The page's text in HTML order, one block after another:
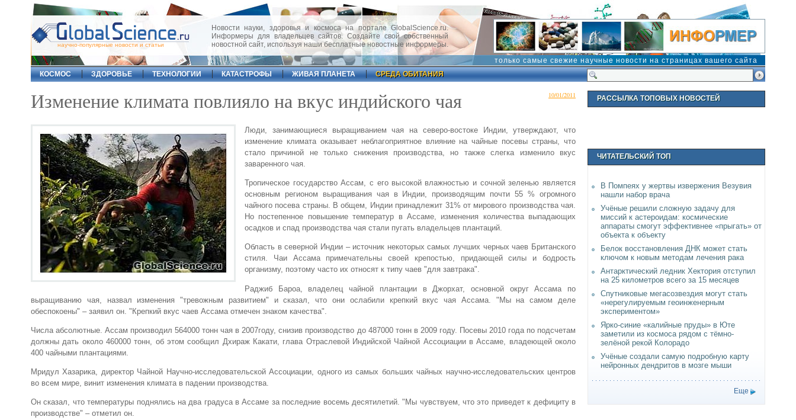
научно-популярные новости и статьи
Новости науки, здоровья и космоса на портале GlobalScience.ru.
Информеры для владельцев сайтов. Создайте свой собственный
новостной сайт, используя наши бесплатные новостные информеры.
только самые свежие научные новости на страницах вашего сайта
КОСМОС
ЗДОРОВЬЕ ТЕХНОЛОГИИ КАТАСТРОФЫ ЖИВАЯ ПЛАНЕТА СРЕДА ОБИТАНИЯ
10/01/2011
Изменение климата повлияло на вкус индийского чая
Люди, занимающиеся выращиванием чая на северо-востоке Индии, утверждают, что
изменение климата оказывает неблагоприятное влияние на чайные посевы страны, что
стало причиной не только снижения производства, но также слегка изменило вкус
заваренного чая.
Тропическое государство Ассам, с его высокой влажностью и сочной зеленью является
основным регионом выращивания чая в Индии, производящим почти 55 % огромного
чайного посева страны. В общем, Индии принадлежит 31% от мирового производства чая.
Но постепенное повышение температур в Ассаме, изменения количества выпадающих
осадков и спад производства чая стали пугать владельцев плантаций.
Область в северной Индии – источник некоторых самых лучших черных чаев Британского
стиля. Чаи Ассама примечательны своей крепостью, придающей силы и бодрость
организму, поэтому часто их относят к типу чаев "для завтрака".
Раджиб Бароа, владелец чайной плантации в Джорхат, основной округ Ассама по
выращиванию чая, назвал изменения "тревожным развитием" и сказал, что они ослабили крепкий вкус чая Ассама. "Мы на самом деле
обеспокоены" – заявил он. "Крепкий вкус чаев Ассама отмечен знаком качества".
Числа абсолютные. Ассам производил 564000 тонн чая в 2007году, снизив производство до 487000 тонн в 2009 году. Посевы 2010 года по подсчетам
должны дать около 460000 тонн, об этом сообщил Дхираж Какати, глава Отраслевой Индийской Чайной Ассоциации в Ассаме, владеющей около
400 чайными плантациями.
Мридул Хазарика, директор Чайной Научно-исследовательской Ассоциации, одного из самых больших чайных научно-исследовательских центров
во всем мире, винит изменения климата в падении производства.
Он сказал, что температуры поднялись на два градуса в Ассаме за последние восемь десятилетий. "Мы чувствуем, что это приведет к дефициту в
производстве" – отметил он.
РАССЫЛКА ТОПОВЫХ НОВОСТЕЙ
ЧИТАТЕЛЬСКИЙ ТОП
В Помпеях у жертвы извержения Везувия
нашли набор врача
Учёные решили сложную задачу для
миссий к астероидам: космические
аппараты смогут эффективнее «прыгать» от
объекта к объекту
Белок восстановления ДНК может стать
ключом к новым методам лечения рака
Антарктический ледник Хектория отступил
на 25 километров всего за 15 месяцев
Спутниковые мегасозвездия могут стать
«нерегулируемым геоинженерным
экспериментом»
Ярко-синие «калийные пруды» в Юте
заметили из космоса рядом с тёмно-
зелёной рекой Колорадо
Учёные создали самую подробную карту
нейронных дендритов в мозге мыши
Еще